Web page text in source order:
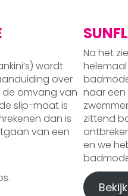
wordt
over
omvang van
slip-maat is
dan is
van een
Na het
naar
zittend
en we